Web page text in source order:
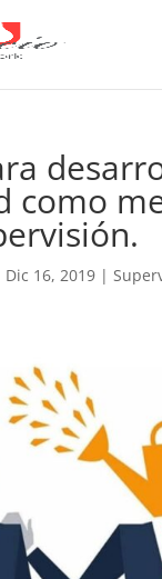
como
Dic 16, 2019|